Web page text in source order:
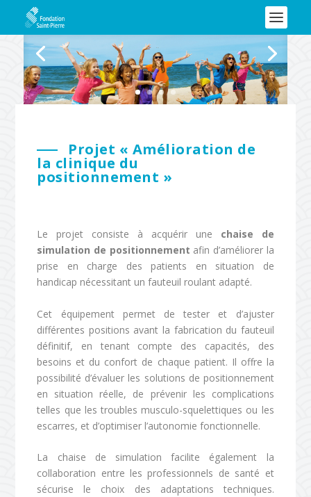
Projet « Amélioration de
la clinique du
positionnement »
Le projet consiste à acquérir une chaise de
simulation de positionnement afin d’améliorer la
prise en charge des patients en situation de
handicap nécessitant un fauteuil roulant adapté.
Cet équipement permet de tester et d’ajuster
différentes positions avant la fabrication du fauteuil
définitif, en tenant compte des capacités, des
besoins et du confort de chaque patient. Il offre la
possibilité d’évaluer les solutions de positionnement
en situation réelle, de prévenir les complications
telles que les troubles musculo-squelettiques ou les
escarres, et d’optimiser l’autonomie fonctionnelle.
La chaise de simulation facilite également la
collaboration entre les professionnels de santé et
sécurise le choix des adaptations techniques.